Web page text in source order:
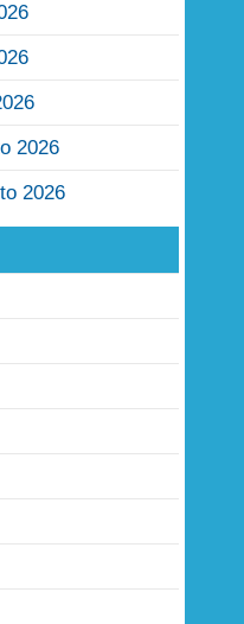
2026
2026